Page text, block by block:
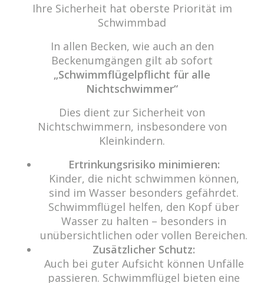
cabrio Senden - das Bad
Bulderner Str. 15
48308 Senden
Tel.: 0049 (0) 2597 - 93 918 -10
Fax: 0049 (0) 2597 - 93 918 -29
info@cabriosenden.de
Wir freuen uns auf Sie!
Haben Sie Fragen? Wir kümmern uns drum!
Eine Nachricht schreiben
Ihre Sicherheit hat oberste Priorität im
Schwimmbad
In allen Becken, wie auch an den
Beckenumgängen gilt ab sofort
„Schwimmflügelpflicht für alle
Nichtschwimmer“
Dies dient zur Sicherheit von
Nichtschwimmern, insbesondere von
Kleinkindern.
Ertrinkungsrisiko minimieren:
Kinder, die nicht schwimmen können,
sind im Wasser besonders gefährdet.
Schwimmflügel helfen, den Kopf über
Wasser zu halten – besonders in
unübersichtlichen oder vollen Bereichen.
Zusätzlicher Schutz:
Auch bei guter Aufsicht können Unfälle
passieren. Schwimmflügel bieten eine